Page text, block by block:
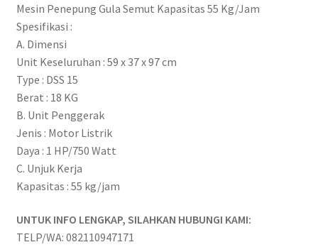
Mesin Penepung Gula Semut Kapasitas 55 Kg/Jam
Spesifikasi :
A. Dimensi
Unit Keseluruhan : 59 x 37 x 97 cm
Type : DSS 15
Berat : 18 KG
B. Unit Penggerak
Jenis : Motor Listrik
Daya : 1 HP/750 Watt
C. Unjuk Kerja
Kapasitas : 55 kg/jam
UNTUK INFO LENGKAP, SILAHKAN HUBUNGI KAMI:
TELP/WA: 082110947171